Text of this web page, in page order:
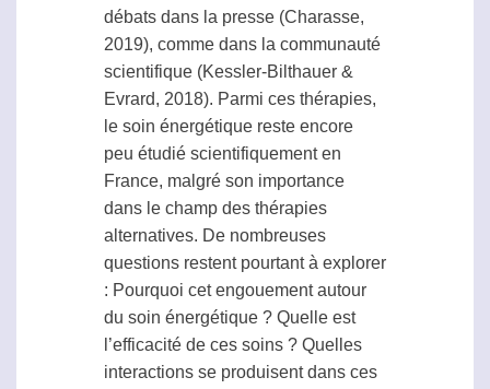
débats dans la presse (Charasse,
2019), comme dans la communauté
scientifique (Kessler-Bilthauer &
Evrard, 2018). Parmi ces thérapies,
le soin énergétique reste encore
peu étudié scientifiquement en
France, malgré son importance
dans le champ des thérapies
alternatives. De nombreuses
questions restent pourtant à explorer
: Pourquoi cet engouement autour
du soin énergétique ? Quelle est
l’efficacité de ces soins ? Quelles
interactions se produisent dans ces